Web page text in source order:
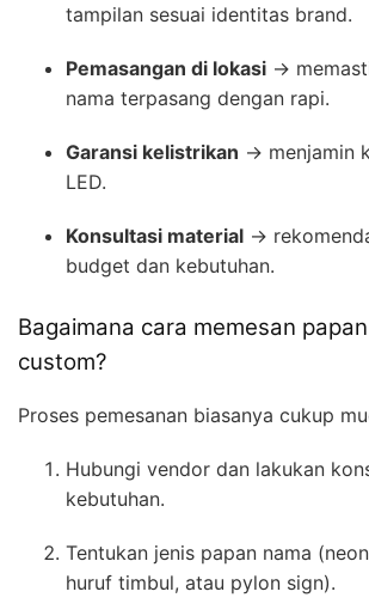
tampilan sesuai identitas brand.
Pemasangan di lokasi →
nama terpasang dengan rapi.
Garansi kelistrikan → menjamin
LED.
Konsultasi material →
budget dan kebutuhan.
Bagaimana cara memesan
custom?
Proses pemesanan biasanya cukup
Hubungi vendor dan lakukan
kebutuhan.
Tentukan jenis papan nama
huruf timbul, atau pylon sign).